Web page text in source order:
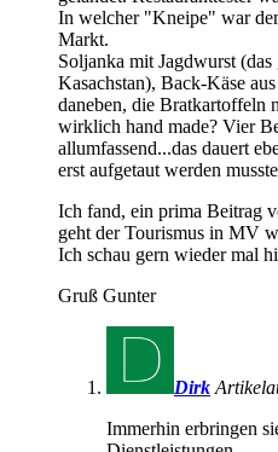
In welcher "Kneipe" war
Markt.
Soljanka mit Jagdwurst
Kasachstan), Back-Käse
daneben, die Bratkartoffeln
wirklich hand made? Vier
allumfassend...das dauert
erst aufgetaut werden
Ich fand, ein prima Beitrag
geht der Tourismus in MV
Ich schau gern wieder mal
Gruß Gunter
Dirk
Immerhin erbringen